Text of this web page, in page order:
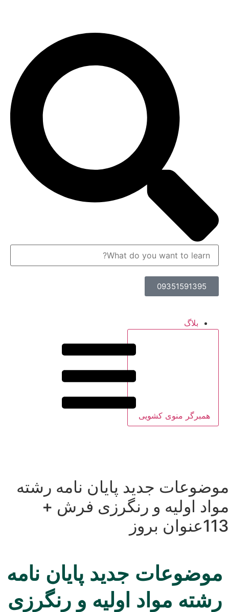
09351591395
بلاگ
همبرگر منوی کشویی
موضوعات جدید پایان نامه رشته
مواد اولیه و رنگرزی فرش +
113عنوان بروز
موضوعات جدید پایان نامه
رشته مواد اولیه و رنگرزی